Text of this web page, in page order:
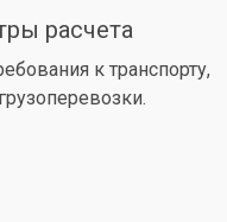
расчета
к транспорту,